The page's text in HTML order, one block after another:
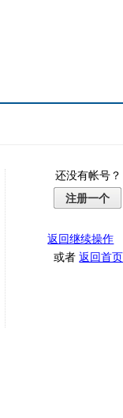
还没有帐号？
注册一个
返回继续操作
或者返回首页